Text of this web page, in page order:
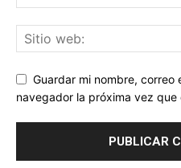
Guardar mi nombre,
navegador la próxima vez que